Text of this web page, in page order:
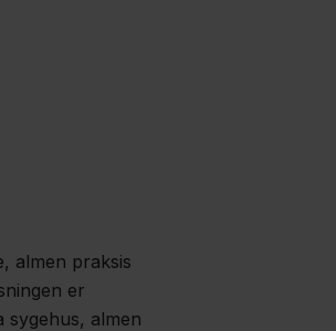
almen praksis
er
sygehus, almen